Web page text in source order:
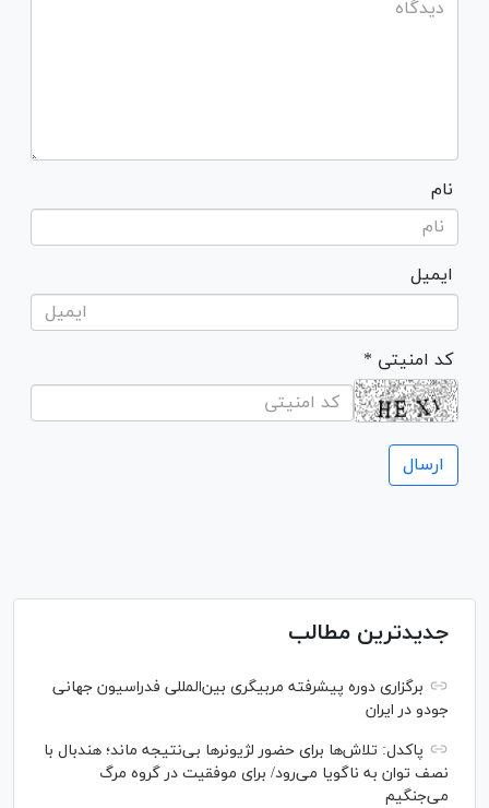
نام
ایمیل
* کد امنیتی
جدیدترین مطالب
برگزاری دوره پیشرفته مربیگری بین‌المللی فدراسیون جهانی
جودو در ایران
پاکدل: تلاش‌ها برای حضور لژیونر‌ها بی‌نتیجه ماند؛ هندبال با
نصف توان به ناگویا می‌رود/ برای موفقیت در گروه مرگ
می‌جنگیم